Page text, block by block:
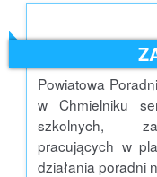
Powiatowa
w Chmielniku
szkolnych,
pracujących w
działania poradni